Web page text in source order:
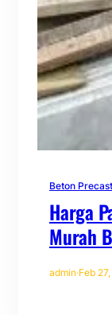
Beton Precast
Harga
Murah
admin·Feb